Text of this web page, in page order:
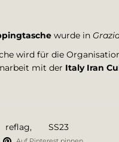
wurde in
wird für die
mit der Italy Iran
reflag, SS23